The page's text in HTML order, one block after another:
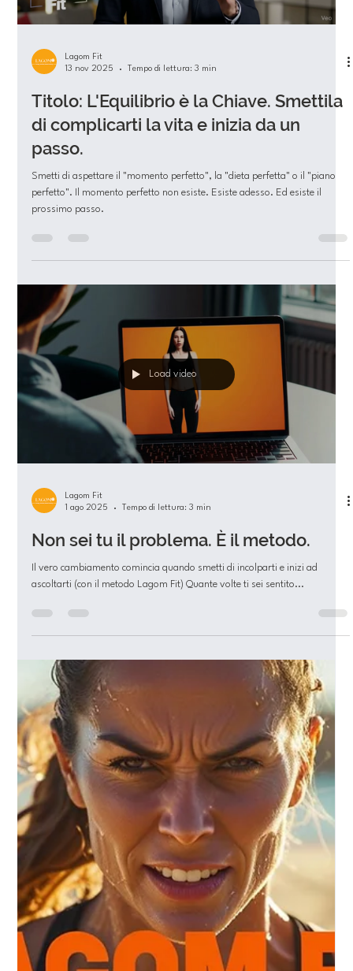
Fasting) . C’è chi lo descrive come il segreto definitivo per la longevità e chi
filosofia del "giusto mezzo" , abbiamo deciso di fare chiarezza. Il digiuno
non è una pozione magica, ma uno strumento potente che, se calibrato
Load video
Lagom Fit
13 nov 2025
Tempo di lettura: 3 min
Titolo: L'Equilibrio è la Chiave. Smettila
di complicarti la vita e inizia da un
passo.
Smetti di aspettare il "momento perfetto", la "dieta perfetta" o il "piano
perfetto". Il momento perfetto non esiste. Esiste adesso. Ed esiste il
Lagom Fit
1 ago 2025
Tempo di lettura: 3 min
Non sei tu il problema. È il metodo.
Il vero cambiamento comincia quando smetti di incolparti e inizi ad
ascoltarti (con il metodo Lagom Fit) Quante volte ti sei sentito...